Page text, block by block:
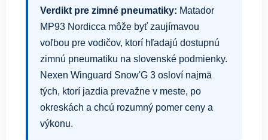
Verdikt pre zimné pneumatiky: Matador
MP93 Nordicca môže byť zaujímavou
voľbou pre vodičov, ktorí hľadajú dostupnú
zimnú pneumatiku na slovenské podmienky.
Nexen Winguard Snow'G 3 osloví najmä
tých, ktorí jazdia prevažne v meste, po
okreskách a chcú rozumný pomer ceny a
výkonu.